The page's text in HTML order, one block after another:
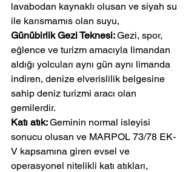
lavabodan kaynaklı olusan ve siyah su
ile karısmamıs olan suyu,
Günübirlik Gezi Teknesi: Gezi, spor,
eğlence ve turizm amacıyla limandan
aldığı yolcuları aynı gün aynı limanda
indiren, denize elverislilik belgesine
sahip deniz turizmi aracı olan
gemilerdir.
Katı atık: Geminin normal isleyisi
sonucu olusan ve MARPOL 73/78 EK-
V kapsamına giren evsel ve
operasyonel nitelikli katı atıkları,